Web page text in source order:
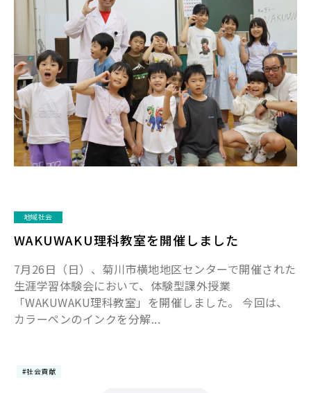
地域社会
WAKUWAKU理科教室を開催しました
7月26日（日）、菊川市横地地区センターで開催された
生涯学習体験会において、体験型課外授業
「WAKUWAKU理科教室」を開催しました。 今回は、
カラーペンのインクを分解...
#社会貢献